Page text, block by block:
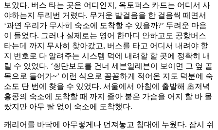
보았다. 버스 타는 곳은 어디인지, 옥토퍼스 카드는 어디서 사
야하는지 두리번 거렸다. 무거운 발걸음을 한 걸음씩 떼면서
‘과연 우리가 무사히 숙소에 도착할 수 있을까?’ 두려운 마음
이 들었다. 그러나 실제로는 영어 한마디 안하고도 공항버스
타는데 까지 무사히 찾아갔고, 버스를 타고 어디서 내려야 할
지 번호로 다 알려주는 시스템 덕에 내려할 할 곳에 정확히 내
릴 수 있었다. ‘횡단보도를 건너 세븐일레븐이 보이면 그 옆 골
목으로 들어가~’ 이런 식으로 꼼꼼하게 적어온 지도 덕분에 숙
소도 단 번에 찾을 수 있었다. 서울에서 아침에 출발해 초저녁
홍콩의 숙소에 도착할 때 까지 졸아 붙은 가슴을 어지 할 바 몰
랐지만 아무 탈 없이 숙소에 도착했다.
캐리어를 바닥에 아무렇게나 던져놓고 침대에 누웠다. 잠시 쉬